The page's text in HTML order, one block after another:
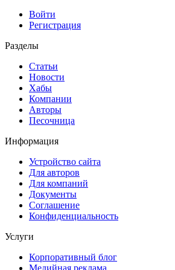
Войти
Регистрация
Разделы
Статьи
Новости
Хабы
Компании
Авторы
Песочница
Информация
Устройство сайта
Для авторов
Для компаний
Документы
Соглашение
Конфиденциальность
Услуги
Корпоративный блог